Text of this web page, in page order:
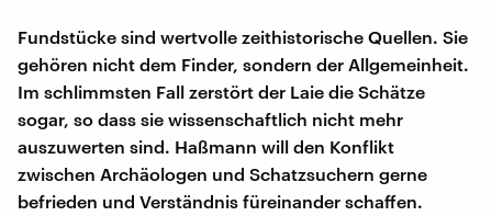
Fundstücke sind wertvolle zeithistorische Quellen. Sie
gehören nicht dem Finder, sondern der Allgemeinheit.
Im schlimmsten Fall zerstört der Laie die Schätze
sogar, so dass sie wissenschaftlich nicht mehr
auszuwerten sind. Haßmann will den Konflikt
zwischen Archäologen und Schatzsuchern gerne
befrieden und Verständnis füreinander schaffen.